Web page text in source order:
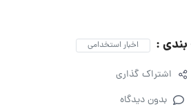
: اخبار استخدامی
اشتراک گذاری
بدون دیدگاه